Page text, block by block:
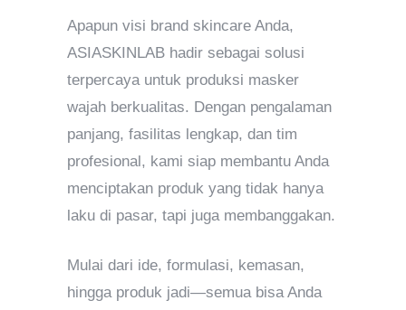
Apapun visi brand skincare Anda,
ASIASKINLAB hadir sebagai solusi
terpercaya untuk produksi masker
wajah berkualitas. Dengan pengalaman
panjang, fasilitas lengkap, dan tim
profesional, kami siap membantu Anda
menciptakan produk yang tidak hanya
laku di pasar, tapi juga membanggakan.
Mulai dari ide, formulasi, kemasan,
hingga produk jadi—semua bisa Anda